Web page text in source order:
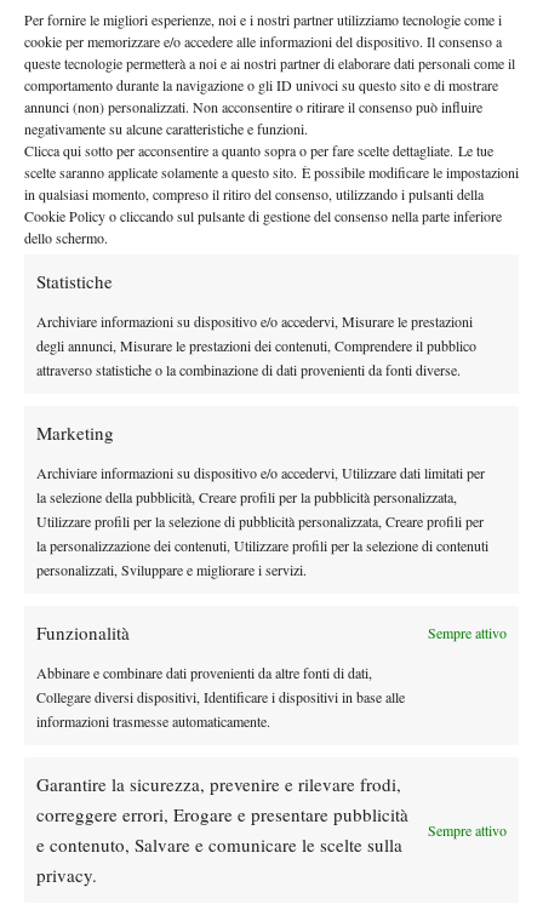
Per fornire le migliori esperienze, noi e i nostri partner utilizziamo tecnologie come i
cookie per memorizzare e/o accedere alle informazioni del dispositivo. Il consenso a
queste tecnologie permetterà a noi e ai nostri partner di elaborare dati personali come il
comportamento durante la navigazione o gli ID univoci su questo sito e di mostrare
annunci (non) personalizzati. Non acconsentire o ritirare il consenso può influire
negativamente su alcune caratteristiche e funzioni.
Clicca qui sotto per acconsentire a quanto sopra o per fare scelte dettagliate. Le tue
scelte saranno applicate solamente a questo sito. È possibile modificare le impostazioni
in qualsiasi momento, compreso il ritiro del consenso, utilizzando i pulsanti della
Cookie Policy o cliccando sul pulsante di gestione del consenso nella parte inferiore
dello schermo.
Statistiche
Archiviare informazioni su dispositivo e/o accedervi, Misurare le prestazioni
degli annunci, Misurare le prestazioni dei contenuti, Comprendere il pubblico
attraverso statistiche o la combinazione di dati provenienti da fonti diverse.
Marketing
Archiviare informazioni su dispositivo e/o accedervi, Utilizzare dati limitati per
la selezione della pubblicità, Creare profili per la pubblicità personalizzata,
Utilizzare profili per la selezione di pubblicità personalizzata, Creare profili per
la personalizzazione dei contenuti, Utilizzare profili per la selezione di contenuti
personalizzati, Sviluppare e migliorare i servizi.
Funzionalità Sempre attivo
Abbinare e combinare dati provenienti da altre fonti di dati,
Collegare diversi dispositivi, Identificare i dispositivi in base alle
informazioni trasmesse automaticamente.
Garantire la sicurezza, prevenire e rilevare frodi,
correggere errori, Erogare e presentare pubblicità
e contenuto, Salvare e comunicare le scelte sulla
privacy.
Sempre attivo
palcoscenici ben più prestigiosi.
La partita
Dopo aver trovato il break, Vasamì è stato bravo a difendere il
vantaggio senza concedere rientri all’avversario, gestendo con
lucidità gli scambi più delicati fino al 6-3 conclusivo.
La seconda frazione si è invece trasformata in una vera maratona.
Punto dopo punto, game dopo game, nessuno dei due giovani è
riuscito a prendere il controllo definitivo del set. L’equilibrio ha
dominato la scena per oltre un’ora e mezza, con scambi lunghi,
dei protagonisti. Inevitabile il tie-break, dove Vasamì ha saputo
alzare ulteriormente il livello nei momenti decisivi, imponendosi
Masters 1000 Montreal 2026:
Bolelli/Vavassori fuori al primo turno
Masters 1000 Cincinnati 2026: forfait di
Quinn, Sonego entra nel tabellone